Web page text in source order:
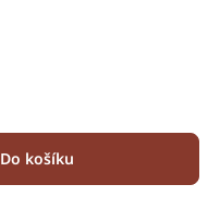
Do košíku